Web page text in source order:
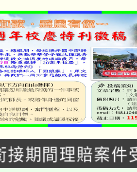
查照。-桃園市立瑞
生活教案入校路
農教育專業人
接期間理賠案件